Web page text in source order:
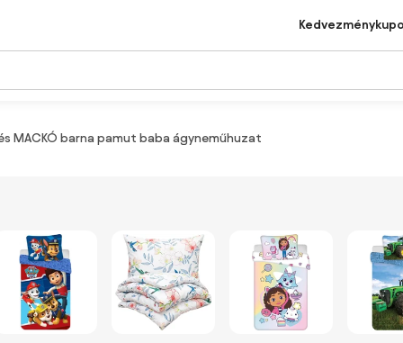
és MACKÓ barna pamut baba ágyneműhuzat